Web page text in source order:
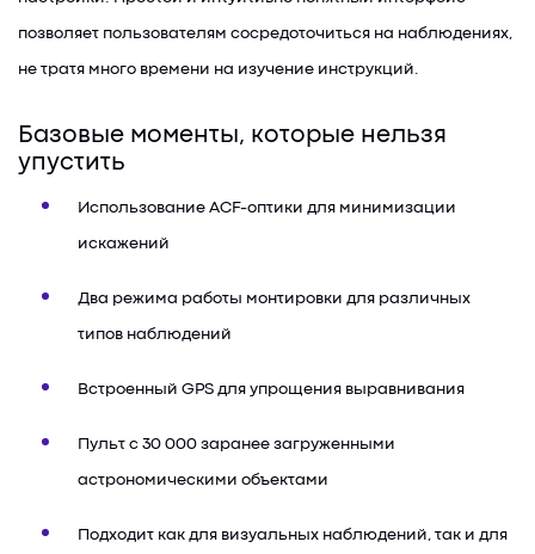
позволяет пользователям сосредоточиться на наблюдениях,
не тратя много времени на изучение инструкций.
Базовые моменты, которые нельзя
упустить
Использование ACF-оптики для минимизации
искажений
Два режима работы монтировки для различных
типов наблюдений
Встроенный GPS для упрощения выравнивания
Пульт с 30 000 заранее загруженными
астрономическими объектами
Подходит как для визуальных наблюдений, так и для